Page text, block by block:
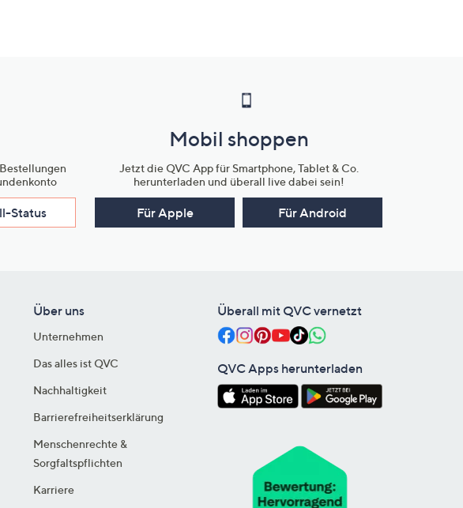
Status
Mobil shoppen
Jetzt die QVC App für Smartphone, Tablet & Co.
herunterladen und überall live dabei sein!
Für Apple Für Android
Über uns
Unternehmen
Das alles ist QVC
Nachhaltigkeit
Barrierefreiheitserklärung
Menschenrechte &
Sorgfaltspflichten
Karriere
Überall mit QVC vernetzt
QVC Apps herunterladen